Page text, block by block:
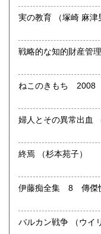
書籍の買取について
取り扱い分野
総記、哲学宗教、歴
語国文、外国文学、
カルチャー、古書一般
実の教育 （塚崎 麻
戦略的な知的財産管
ねこのきもち
終焉 （杉本苑子）
伊藤痴全集 8 傳傑
バルカン